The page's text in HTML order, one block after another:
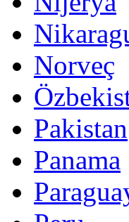
Norveç
Pakistan
Panama